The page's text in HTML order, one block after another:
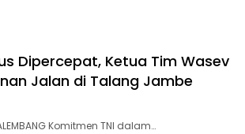
Dipercepat, Ketua Tim Wasev
Jalan di Talang Jambe
Komitmen TNI dalam…